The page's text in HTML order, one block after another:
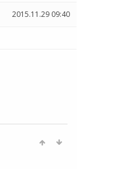
2015.11.29 09:40